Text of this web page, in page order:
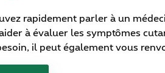
rapidement parler à un
à évaluer les symptômes
il peut également vous